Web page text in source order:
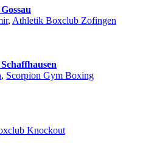
, Athletik Boxclub Zofingen
, Scorpion Gym Boxing
Knockout